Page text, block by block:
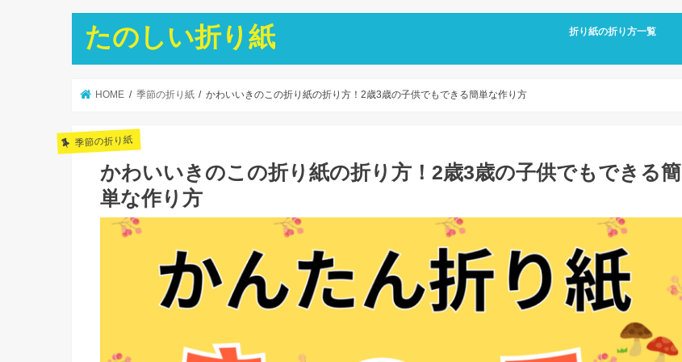
たのしい折り紙 折り紙の折り方一覧
HOME 季節の折り紙 かわいいきのこの折り紙の折り方！2歳3歳の子供でもできる簡単な作り方
季節の折り紙
かわいいきのこの折り紙の折り方！2歳3歳の子供でもできる簡
単な作り方